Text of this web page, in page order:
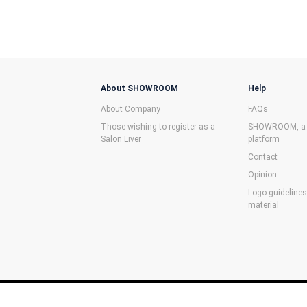
About SHOWROOM
About Company
Those wishing to register as a
Salon Liver
Help
FAQs
SHOWROOM,
platform
Contact
Opinion
Logo
material